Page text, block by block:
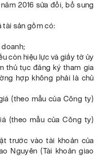
2016 sửa đổi, bổ sung
tài sản gồm có:
doanh;
còn hiệu lực và giấy tờ ủy
thủ tục đăng ký tham gia
hợp không phải là chủ
(theo mẫu của Công ty)
(theo mẫu của Công ty)
trước vào tài khoản của
Nguyên (Tài khoản giao